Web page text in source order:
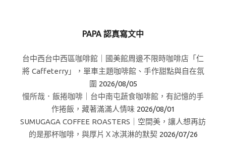
PAPA 認真寫文中
台中西台中西區咖啡館｜國美館周邊不限時咖啡店「仁
將 Caffeterry」，單車主題咖啡館、手作甜點與自在氛
圍 2026/08/05
慢所哉．飯捲咖啡｜台中南屯蔬食咖啡館，有記憶的手
作捲飯，藏著滿滿人情味 2026/08/01
SUMUGAGA COFFEE ROASTERS｜空間美，讓人想再訪
的是那杯咖啡，與厚片Ｘ冰淇淋的默契 2026/07/26